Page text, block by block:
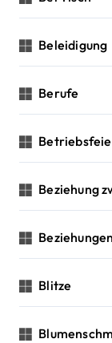
Beleidigung
Berufe
Beziehung
Beziehungen
Blitze